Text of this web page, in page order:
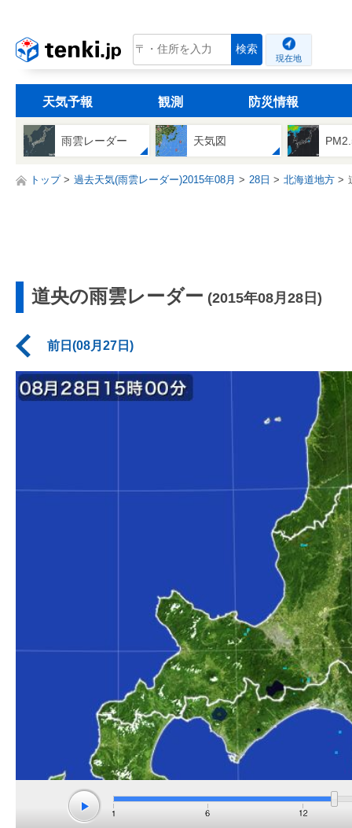
tenki.jp 検索
現在地
天気予報 観測 防災情報
雨雲レーダー 天気図
トップ 過去天気(雨雲レーダー)2015年08月 28日 北海道地方
道央の雨雲レーダー (2015年08月28日)
前日(08月27日)